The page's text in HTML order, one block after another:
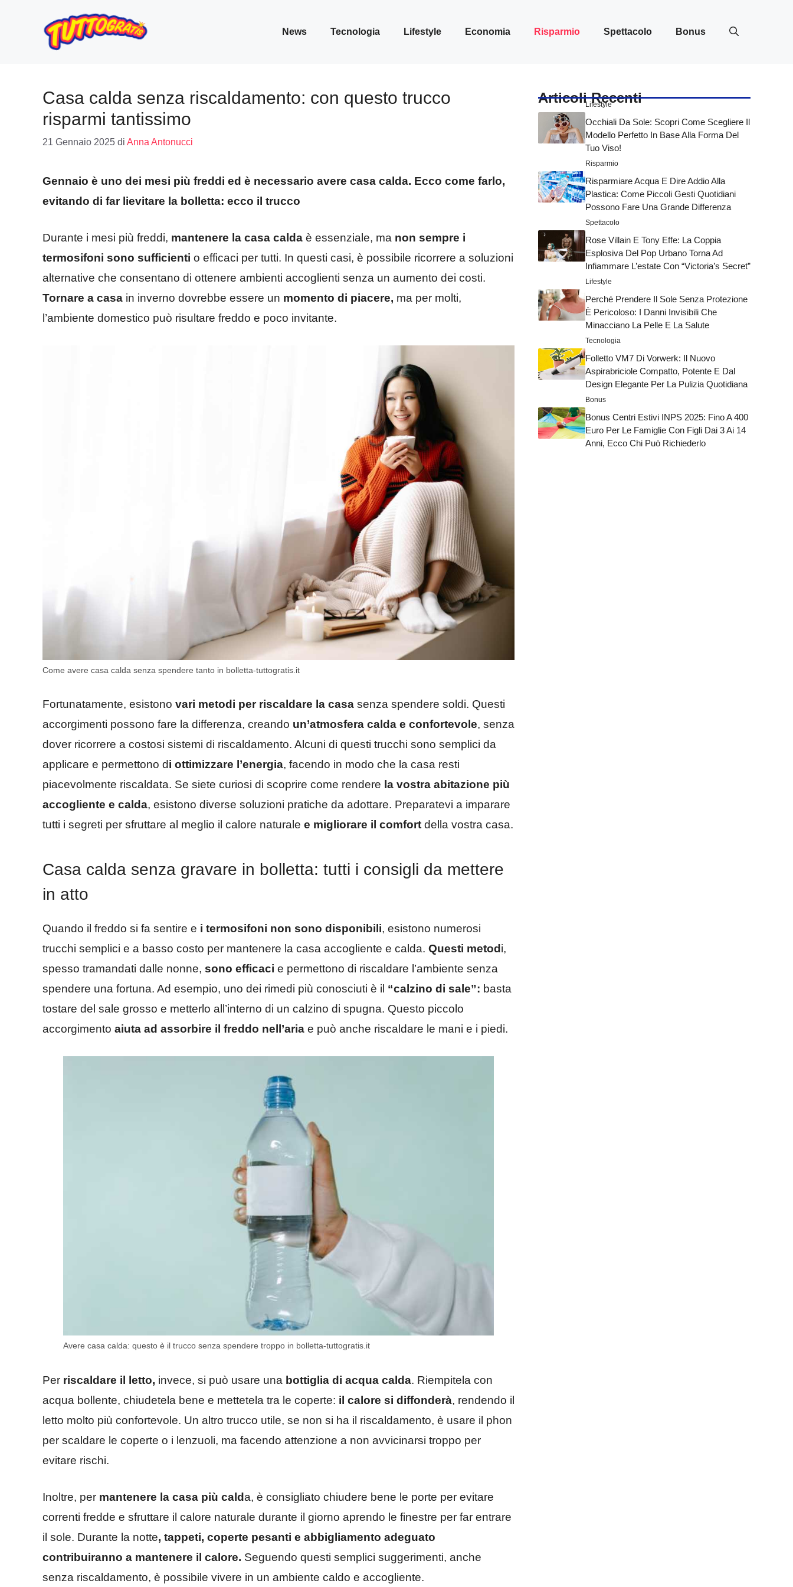
contenuto
News Tecnologia Lifestyle Economia Risparmio Spettacolo Bonus
Casa calda senza riscaldamento: con questo trucco
risparmi tantissimo
21 Gennaio 2025 di Anna Antonucci
Gennaio è uno dei mesi più freddi ed è necessario avere casa calda. Ecco come farlo,
evitando di far lievitare la bolletta: ecco il trucco
Durante i mesi più freddi, mantenere la casa calda è essenziale, ma non sempre i
termosifoni sono sufficienti o efficaci per tutti. In questi casi, è possibile ricorrere a soluzioni
alternative che consentano di ottenere ambienti accoglienti senza un aumento dei costi.
Tornare a casa in inverno dovrebbe essere un momento di piacere, ma per molti,
l’ambiente domestico può risultare freddo e poco invitante.
Come avere casa calda senza spendere tanto in bolletta-tuttogratis.it
Fortunatamente, esistono vari metodi per riscaldare la casa senza spendere soldi. Questi
accorgimenti possono fare la differenza, creando un’atmosfera calda e confortevole, senza
dover ricorrere a costosi sistemi di riscaldamento. Alcuni di questi trucchi sono semplici da
applicare e permettono di ottimizzare l’energia, facendo in modo che la casa resti
piacevolmente riscaldata. Se siete curiosi di scoprire come rendere la vostra abitazione più
accogliente e calda, esistono diverse soluzioni pratiche da adottare. Preparatevi a imparare
tutti i segreti per sfruttare al meglio il calore naturale e migliorare il comfort della vostra casa.
Casa calda senza gravare in bolletta: tutti i consigli da mettere
in atto
Quando il freddo si fa sentire e i termosifoni non sono disponibili, esistono numerosi
trucchi semplici e a basso costo per mantenere la casa accogliente e calda. Questi metod i,
spesso tramandati dalle nonne, sono efficaci e permettono di riscaldare l’ambiente senza
spendere una fortuna. Ad esempio, uno dei rimedi più conosciuti è il “calzino di sale”: basta
tostare del sale grosso e metterlo all’interno di un calzino di spugna. Questo piccolo
accorgimento aiuta ad assorbire il freddo nell’aria e può anche riscaldare le mani e i piedi.
Avere casa calda: questo è il trucco senza spendere troppo in bolletta-tuttogratis.it
Per riscaldare il letto, invece, si può usare una bottiglia di acqua calda. Riempitela con
acqua bollente, chiudetela bene e mettetela tra le coperte: il calore si diffonderà, rendendo il
letto molto più confortevole. Un altro trucco utile, se non si ha il riscaldamento, è usare il phon
per scaldare le coperte o i lenzuoli, ma facendo attenzione a non avvicinarsi troppo per
evitare rischi.
Inoltre, per mantenere la casa più calda, è consigliato chiudere bene le porte per evitare
correnti fredde e sfruttare il calore naturale durante il giorno aprendo le finestre per far entrare
il sole. Durante la notte, tappeti, coperte pesanti e abbigliamento adeguato
contribuiranno a mantenere il calore. Seguendo questi semplici suggerimenti, anche
senza riscaldamento, è possibile vivere in un ambiente caldo e accogliente.
Articoli Recenti
Lifestyle
Occhiali Da Sole: Scopri Come Scegliere Il
Modello Perfetto In Base Alla Forma Del
Tuo Viso!
Risparmio
Risparmiare Acqua E Dire Addio Alla
Plastica: Come Piccoli Gesti Quotidiani
Possono Fare Una Grande Differenza
Spettacolo
Rose Villain E Tony Effe: La Coppia
Esplosiva Del Pop Urbano Torna Ad
Infiammare L’estate Con “Victoria’s Secret”
Lifestyle
Perché Prendere Il Sole Senza Protezione
È Pericoloso: I Danni Invisibili Che
Minacciano La Pelle E La Salute
Tecnologia
Folletto VM7 Di Vorwerk: Il Nuovo
Aspirabriciole Compatto, Potente E Dal
Design Elegante Per La Pulizia Quotidiana
Bonus
Bonus Centri Estivi INPS 2025: Fino A 400
Euro Per Le Famiglie Con Figli Dai 3 Ai 14
Anni, Ecco Chi Può Richiederlo